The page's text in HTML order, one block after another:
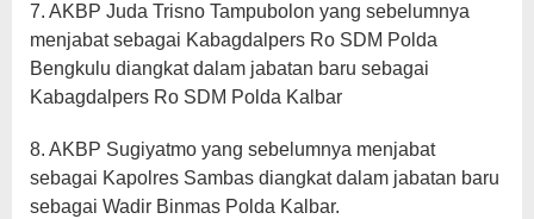
7. AKBP Juda Trisno Tampubolon yang sebelumnya
menjabat sebagai Kabagdalpers Ro SDM Polda
Bengkulu diangkat dalam jabatan baru sebagai
Kabagdalpers Ro SDM Polda Kalbar
8. AKBP Sugiyatmo yang sebelumnya menjabat
sebagai Kapolres Sambas diangkat dalam jabatan baru
sebagai Wadir Binmas Polda Kalbar.